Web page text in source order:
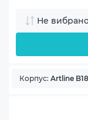
Не
Корпус: Artline